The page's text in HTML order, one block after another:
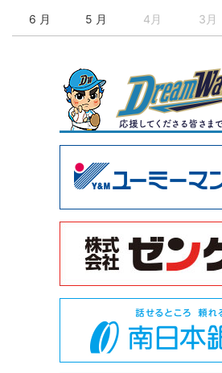
6 月 5 月 4月 3月